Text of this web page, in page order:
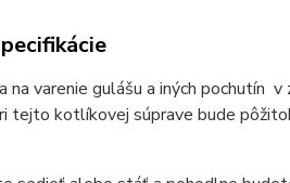
na varenie gulášu a iných pochutín
tejto kotlíkovej súprave bude